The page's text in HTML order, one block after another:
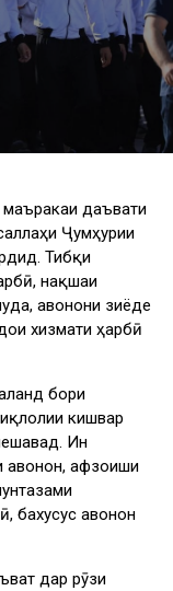
маъракаи даъвати
Ҷумҳурии
Тибқи
нақшаи
ҷавонони зиёде
хизмати ҳарбӣ
бори
кишвар
Ин
афзоиши
ҷавонон
дар рӯзи